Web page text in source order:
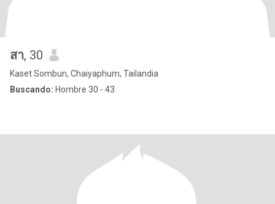
สา, 30
Kaset Sombun, Chaiyaphum, Tailandia
Buscando: Hombre 30 - 43